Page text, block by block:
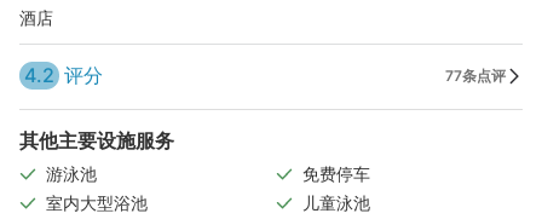
酒店
4.2 评分 77条点评
其他主要设施服务
游泳池
免费停车
室内大型浴池
儿童泳池